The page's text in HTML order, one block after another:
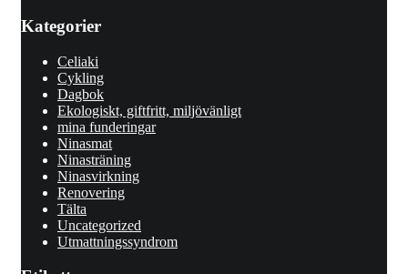
Kategorier
Celiaki
Cykling
Dagbok
Ekologiskt, giftfritt, miljövänligt
mina funderingar
Ninasmat
Ninasträning
Ninasvirkning
Renovering
Tälta
Uncategorized
Utmattningssyndrom